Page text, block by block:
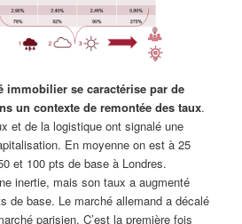
immobilier se caractérise par de
un contexte de remontée des taux.
et de la logistique ont signalé une
En moyenne on est à 25
et 100 pts de base à Londres.
inertie, mais son taux a augmenté
de base. Le marché allemand a décalé
parisien. C’est la première fois